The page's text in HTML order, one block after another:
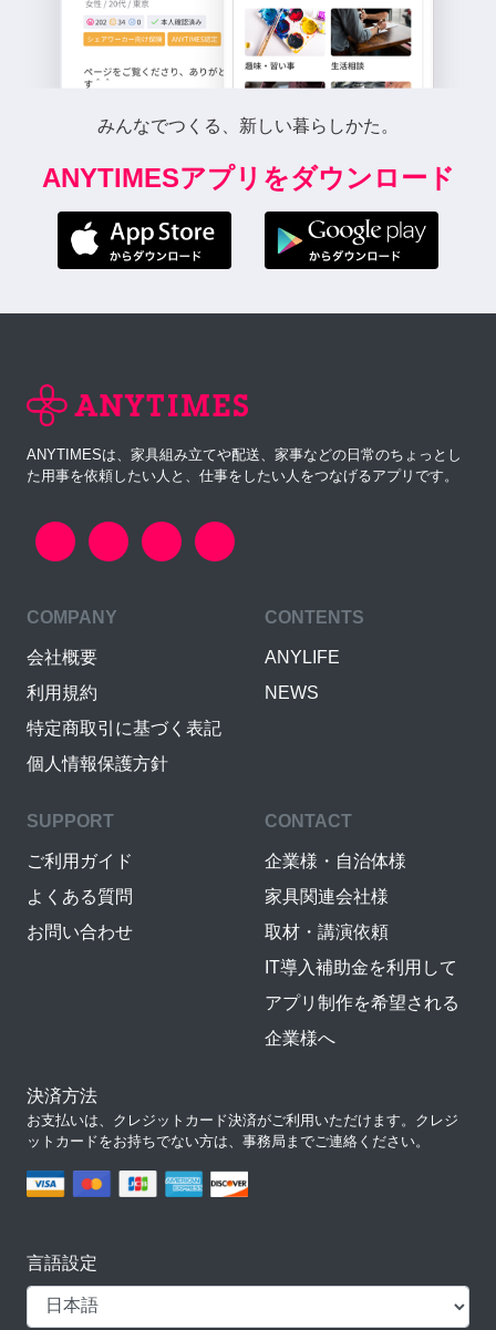
みんなでつくる、新しい暮らしかた。
ANYTIMESアプリをダウンロード
ANYTIMESは、家具組み立てや配送、家事などの日常のちょっとし
た用事を依頼したい人と、仕事をしたい人をつなげるアプリです。
COMPANY
会社概要
利用規約
特定商取引に基づく表記
個人情報保護方針
CONTENTS
ANYLIFE
NEWS
SUPPORT
ご利用ガイド
よくある質問
お問い合わせ
CONTACT
企業様・自治体様
家具関連会社様
取材・講演依頼
IT導入補助金を利用して
アプリ制作を希望される
企業様へ
決済方法
お支払いは、クレジットカード決済がご利用いただけます。クレジ
ットカードをお持ちでない方は、事務局までご連絡ください。
言語設定